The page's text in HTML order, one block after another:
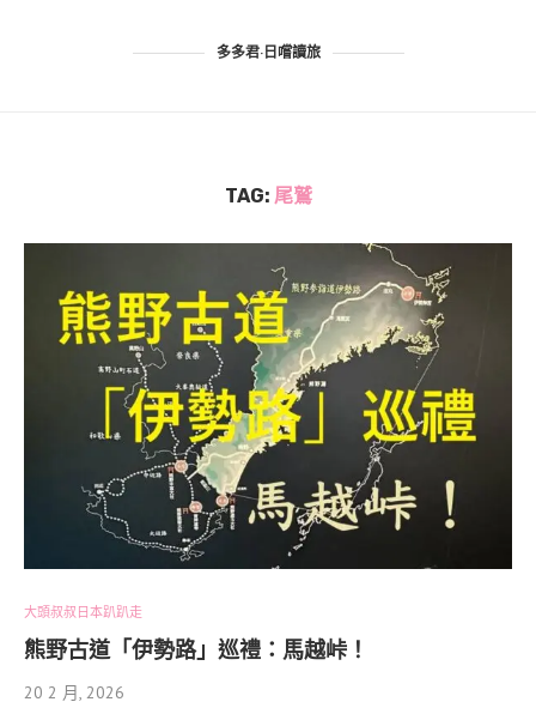
多多君·日嚐讀旅
TAG: 尾鷲
大頭叔叔日本趴趴走
熊野古道「伊勢路」巡禮：馬越峠！
20 2 月, 2026